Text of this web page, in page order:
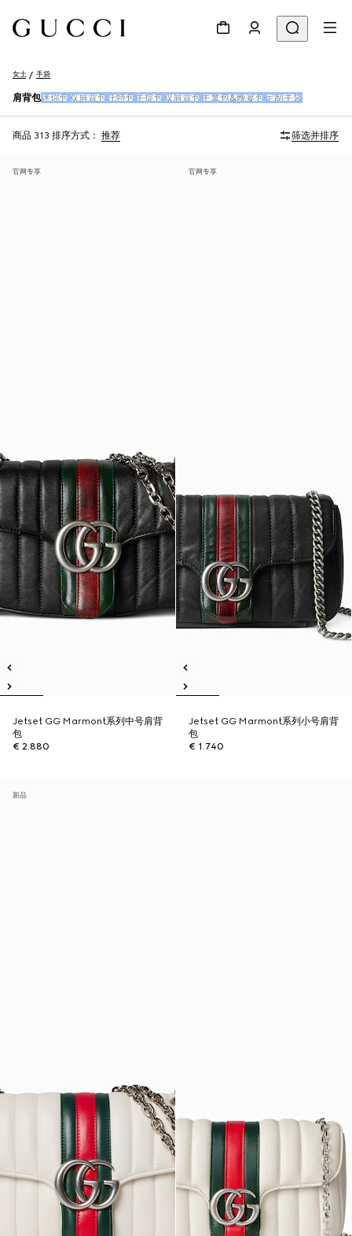
女士 手袋
肩背包迷你包 双肩背包 托特包 手提包 双肩背包 手拿包&晚宴包 定制手袋
商品 313 排序方式： 推荐 筛选并排序
官网专享
Jetset GG Marmont系列中号肩背
包
€ 2.880
官网专享
Jetset GG Marmont系列小号肩背
包
€ 1.740
新品